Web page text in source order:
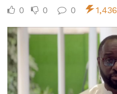
0 0 0 1,436